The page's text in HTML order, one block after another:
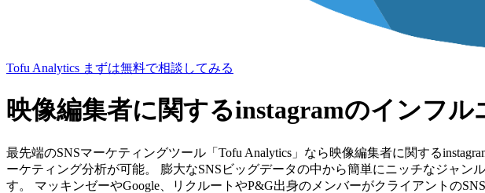
Tofu Analytics まずは無料で相談してみる
映像編集者に関するinstagramのインフ
最先端のSNSマーケティングツール「Tofu Analytics」なら映像編集者に関する
ーケティング分析が可能。 膨大なSNSビッグデータの中から簡単にニッチなジャ
す。 マッキンゼーやGoogle、リクルートやP&G出身のメンバーがクライアントの